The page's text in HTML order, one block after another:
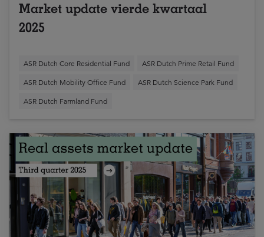
Market update vierde kwartaal
2025
ASR Dutch Core Residential Fund ASR Dutch Prime Retail Fund
ASR Dutch Mobility Office Fund ASR Dutch Science Park Fund
ASR Dutch Farmland Fund